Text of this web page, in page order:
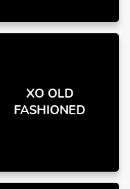
XO OLD
FASHIONED